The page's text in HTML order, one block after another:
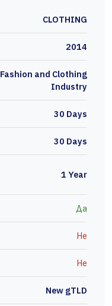
CLOTHING
2014
Fashion and Clothing
Industry
30 Days
30 Days
1 Year
Да
Не
Не
New gTLD